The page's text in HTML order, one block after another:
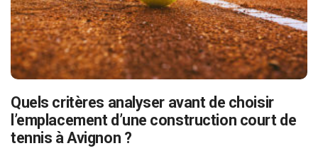
Quels critères analyser avant de choisir
l’emplacement d’une construction court de
tennis à Avignon ?